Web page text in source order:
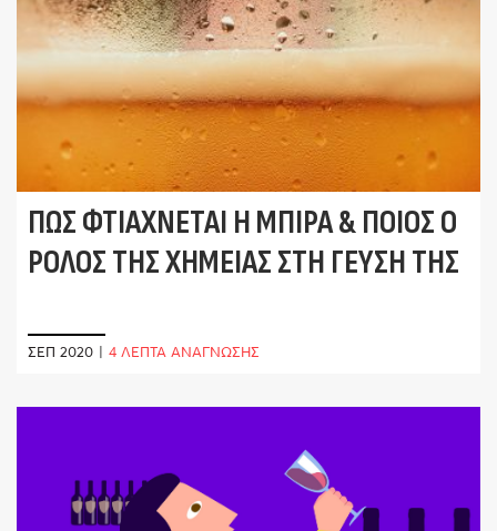
ΠΩΣ ΦΤΙΆΧΝΕΤΑΙ Η ΜΠΊΡΑ & ΠΟΙΟΣ Ο
ΡΌΛΟΣ ΤΗΣ ΧΗΜΕΊΑΣ ΣΤΗ ΓΕΎΣΗ ΤΗΣ
ΣΕΠ 2020 | 4 ΛΕΠΤΑ ΑΝΑΓΝΩΣΗΣ